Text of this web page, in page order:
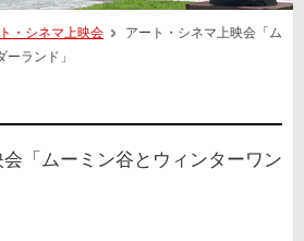
・シネマ上映会
アート・シネマ上映会「ム
ランド」
「ムーミン谷とウィンターワン